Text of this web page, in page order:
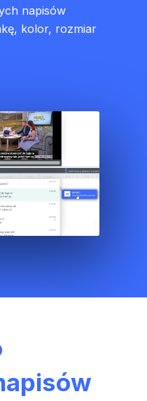
napisów
kolor, rozmiar